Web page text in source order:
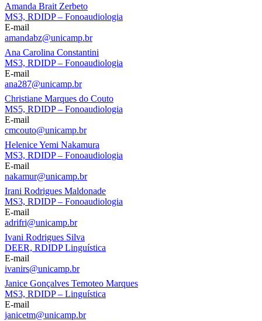
Amanda Brait Zerbeto
MS3, RDIDP – Fonoaudiologia
E-mail
amandabz@unicamp.br
Ana Carolina Constantini
MS3, RDIDP – Fonoaudiologia
E-mail
ana287@unicamp.br
Christiane Marques do Couto
MS5, RDIDP – Fonoaudiologia
E-mail
cmcouto@unicamp.br
Helenice Yemi Nakamura
MS3, RDIDP – Fonoaudiologia
E-mail
nakamur@unicamp.br
Irani Rodrigues Maldonade
MS3, RDIDP – Fonoaudiologia
E-mail
adrifri@unicamp.br
Ivani Rodrigues Silva
DEER, RDIDP Linguística
E-mail
ivanirs@unicamp.br
Janice Gonçalves Temoteo Marques
MS3, RDIDP – Linguística
E-mail
janicetm@unicamp.br